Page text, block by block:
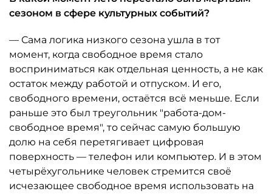
сезоном в сфере культурных событий?
— Сама логика низкого сезона ушла в тот
момент, когда свободное время стало
восприниматься как отдельная ценность, а не как
остаток между работой и отпуском. И его,
свободного времени, остаётся всё меньше. Если
раньше это был треугольник "работа-дом-
свободное время", то сейчас самую большую
долю на себя перетягивает цифровая
поверхность — телефон или компьютер. И в этом
четырёхугольнике человек стремится своё
исчезающее свободное время использовать на